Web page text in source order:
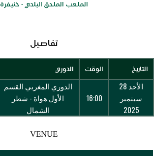
الملعب الملحق البلدي - خنيفرة
تفاصيل
التاريخ الوقت الدوري
الأحد 28
سبتمبر
2025
16:00
الدوري المغربي القسم
الأول هواة - شطر
الشمال
VENUE